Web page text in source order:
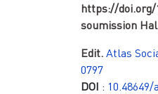
https://doi.org/
soumission
Edit.Atlas
0797
DOI : 10.48649/